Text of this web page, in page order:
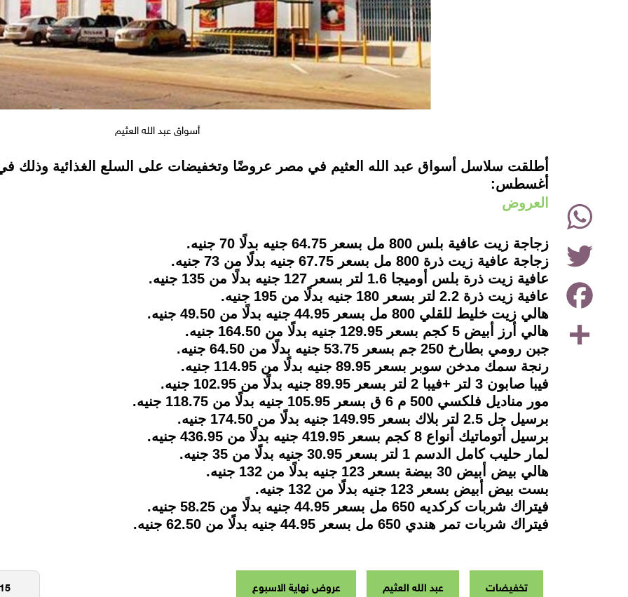
أسواق عبد الله العثيم
Share
Facebook
Twitter
WhatsApp
instagram
أغسطس:
العروض
زجاجة زيت عافية بلس 800 مل بسعر 64.75 جنيه بدلًا 70 جنيه.
زجاجة عافية زيت ذرة 800 مل بسعر 67.75 جنيه بدلًا من 73 جنيه.
عافية زيت ذرة بلس أوميجا 1.6 لتر بسعر 127 جنيه بدلًا من 135 جنيه.
عافية زيت ذرة 2.2 لتر بسعر 180 جنيه بدلًا من 195 جنيه.
هالي زيت خليط للقلي 800 مل بسعر 44.95 جنيه بدلًا من 49.50 جنيه.
هالي أرز أبيض 5 كجم بسعر 129.95 جنيه بدلًا من 164.50 جنيه.
جبن رومي بطارخ 250 جم بسعر 53.75 جنيه بدلًا من 64.50 جنيه.
رنجة سمك مدخن سوبر بسعر 89.95 جنيه بدلًا من 114.95 جنيه.
فيبا صابون 3 لتر +فيبا 2 لتر بسعر 89.95 جنيه بدلًا من 102.95 جنيه.
مور مناديل فلكسي 500 م 6 ق بسعر 105.95 جنيه بدلًا من 118.75 جنيه.
برسيل جل 2.5 لتر بلاك بسعر 149.95 جنيه بدلًا من 174.50 جنيه.
برسيل أتوماتيك أنواع 8 كجم بسعر 419.95 جنيه بدلًا من 436.95 جنيه.
لمار حليب كامل الدسم 1 لتر بسعر 30.95 جنيه بدلًا من 35 جنيه.
هالي بيض أبيض 30 بيضة بسعر 123 جنيه بدلًا من 132 جنيه.
بست بيض أبيض بسعر 123 جنيه بدلًا من 132 جنيه.
فيتراك شربات كركديه 650 مل بسعر 44.95 جنيه بدلًا من 58.25 جنيه.
فيتراك شربات تمر هندي 650 مل بسعر 44.95 جنيه بدلًا من 62.50 جنيه.
تخفيضات عبد الله العثيم عروض نهاية الاسبوع